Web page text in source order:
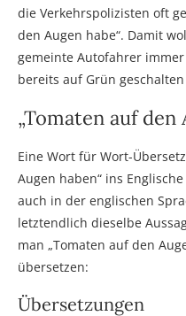
die Verkehrspolizisten oft
den Augen habe“. Damit
gemeinte Autofahrer
bereits auf Grün
„Tomaten auf den
Eine Wort für Wort-
Augen haben“ ins
auch in der englischen
letztendlich dieselbe
man „Tomaten auf den
übersetzen:
Übersetzungen